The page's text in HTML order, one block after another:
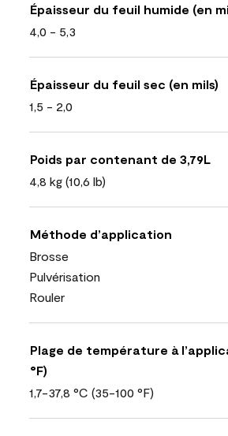
Épaisseur du feuil humide (en
4,0 - 5,3
Épaisseur du feuil sec (en mils)
1,5 - 2,0
Poids par contenant de 3,79L
4,8 kg (10,6 lb)
Méthode d’application
Brosse
Pulvérisation
Rouler
Plage de température à
°F)
1,7-37,8 °C (35-100 °F)